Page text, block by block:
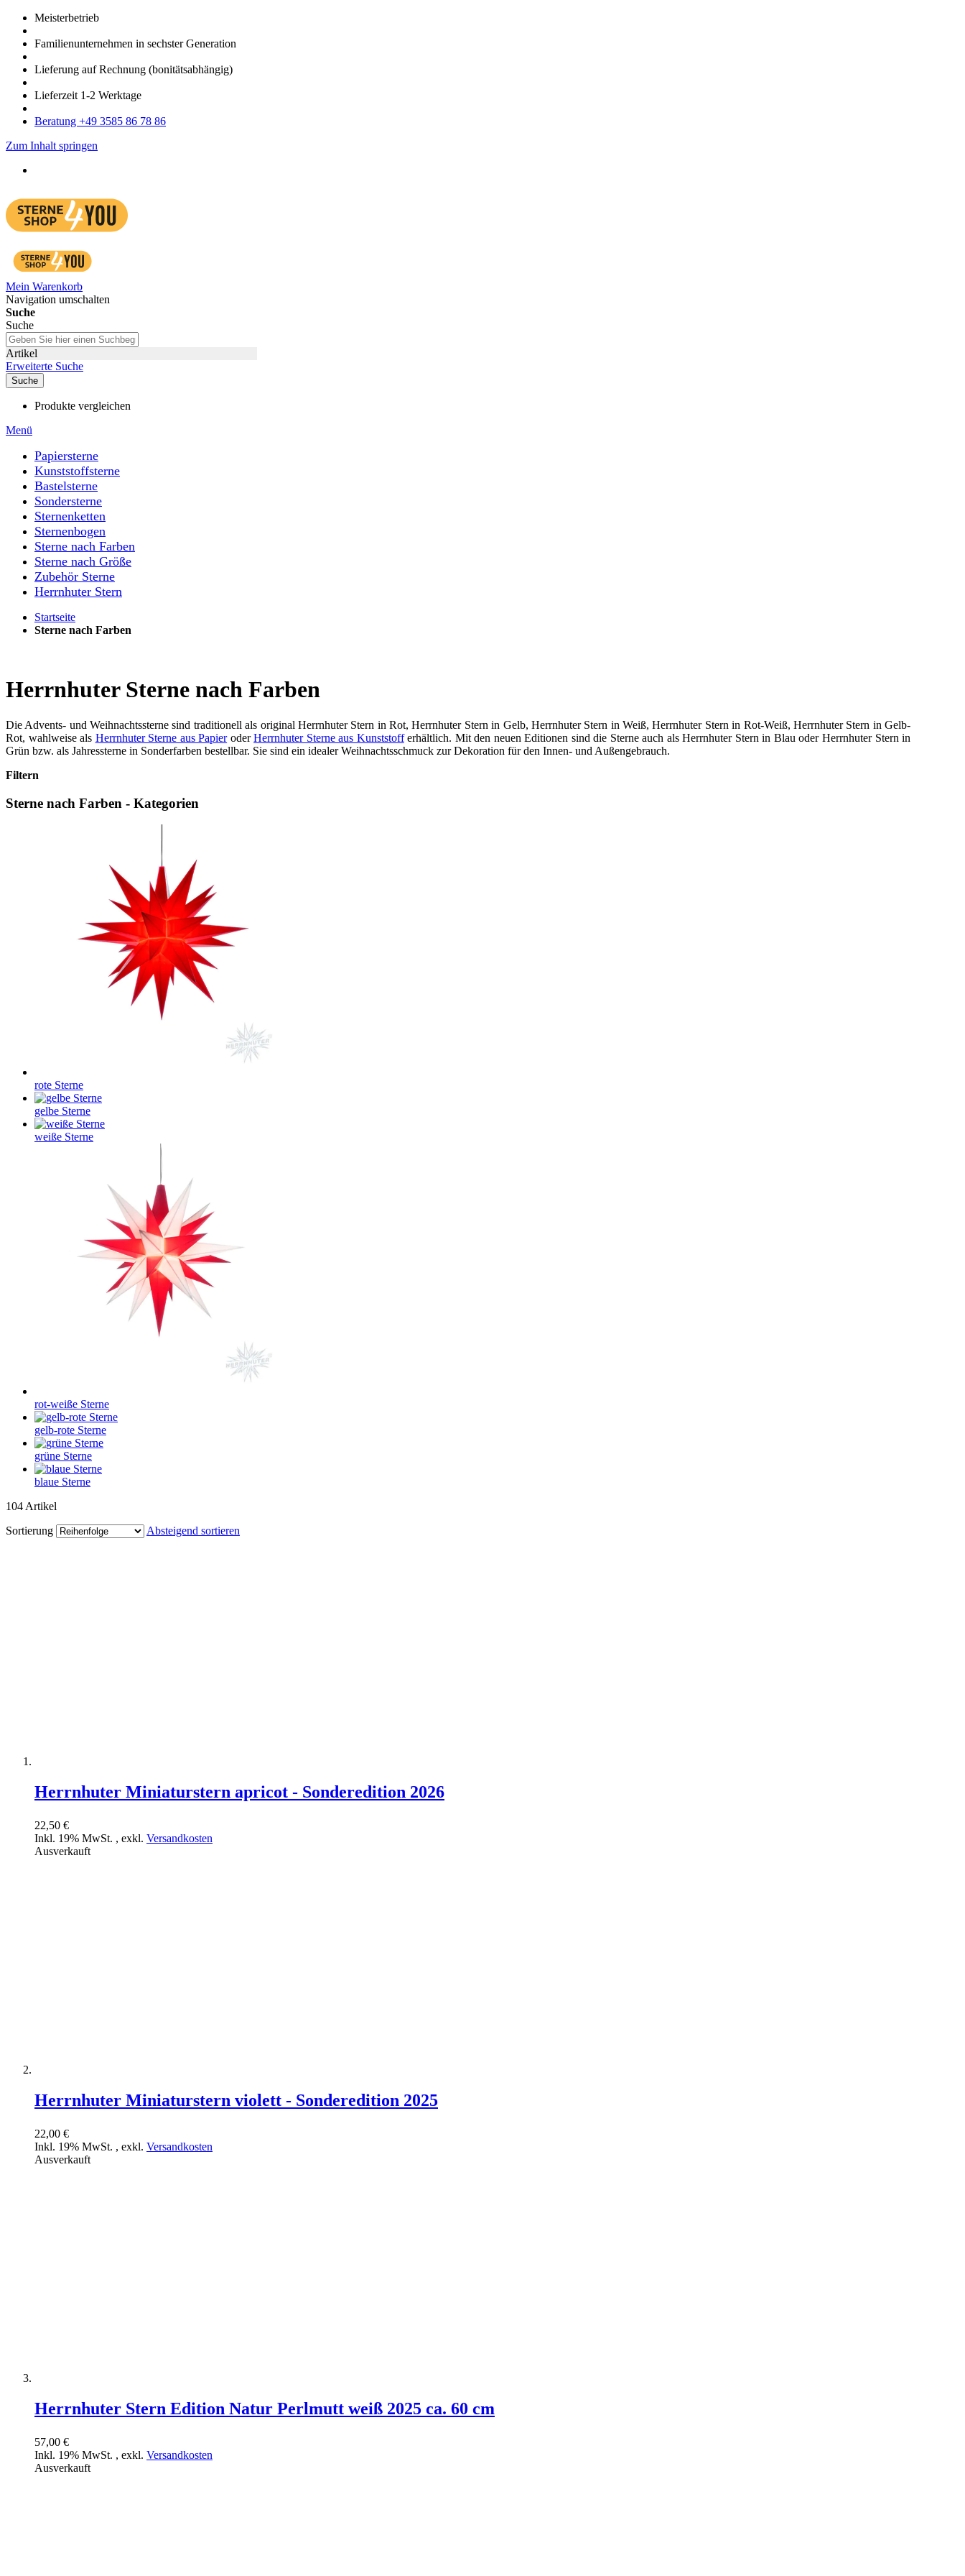
Meister­betrieb
Familien­unter­nehmen in sechster Gene­ration
Lieferung auf Rech­nung (bonitätsabhängig)
Liefer­zeit 1-2 Werk­tage
Bera­tung +49 3585 86 78 86
Zum Inhalt springen
Mein Warenkorb
Navigation umschalten
Suche
Suche
Artikel
Erweiterte Suche
Suche
Produkte vergleichen
Menü
Papiersterne
Kunststoffsterne
Bastelsterne
Sondersterne
Sternenketten
Sternenbogen
Sterne nach Farben
Sterne nach Größe
Zubehör Sterne
Herrnhuter Stern
Startseite
Sterne nach Farben
Herrnhuter Sterne nach Farben
Die Advents- und Weihnachtssterne sind traditionell als original Herrnhuter Stern in Rot, Herrnhuter Stern in Gelb, Herrnhuter Stern in Weiß, Herrnhuter Stern in Rot-Weiß, Herrnhuter Stern in Gelb-
Rot, wahlweise als Herrnhuter Sterne aus PapieroderHerrnhuter Sterne aus Kunststofferhältlich. Mit den neuen Editionen sind die Sterne auch als Herrnhuter Stern in Blau oder Herrnhuter Stern in
Grün bzw. als Jahressterne in Sonderfarben bestellbar. Sie sind ein idealer Weihnachtsschmuck zur Dekoration für den Innen- und Außengebrauch.
Filtern
Sterne nach Farben - Kategorien
rote Sterne
gelbe Sterne
weiße Sterne
rot-weiße Sterne
gelb-rote Sterne
grüne Sterne
blaue Sterne
104 Artikel
Sortierung
Absteigend sortieren
Herrnhuter Miniaturstern apricot - Sonderedition 2026
22,50 €
Inkl. 19% MwSt. , exkl. Versandkosten
Ausverkauft
Herrnhuter Miniaturstern violett - Sonderedition 2025
22,00 €
Inkl. 19% MwSt. , exkl. Versandkosten
Ausverkauft
Herrnhuter Stern Edition Natur Perlmutt weiß 2025 ca. 60 cm
57,00 €
Inkl. 19% MwSt. , exkl. Versandkosten
Ausverkauft